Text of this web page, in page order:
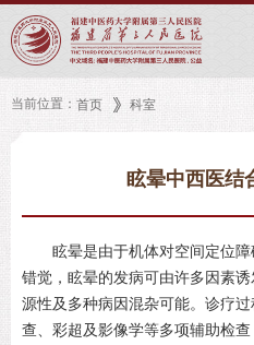
当前位置： 首页 科室
眩晕中西医结
眩晕是由于机体对空间定位障
错觉，眩晕的发病可由许多因素
源性及多种病因混杂可能。诊疗
查、彩超及影像学等多项辅助检